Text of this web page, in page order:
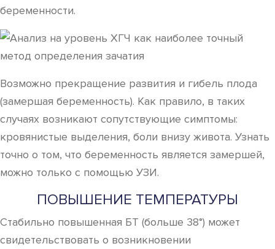
беременности.
Возможно прекращение развития и гибель плода
(замершая беременность). Как правило, в таких
случаях возникают сопутствующие симптомы:
кровянистые выделения, боли внизу живота. Узнать
точно о том, что беременность является замершей,
можно только с помощью УЗИ.
ПОВЫШЕНИЕ ТЕМПЕРАТУРЫ
Стабильно повышенная БТ (больше 38°) может
свидетельствовать о возникновении